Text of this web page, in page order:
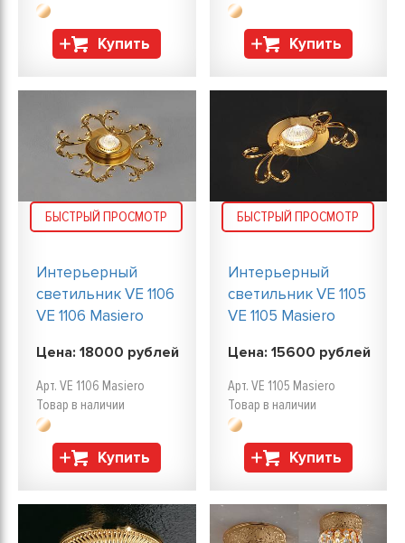
Купить Купить
БЫСТРЫЙ ПРОСМОТР
Интерьерный
светильник VE 1106
VE 1106 Masiero
Цена: 18000 рублей
Арт. VE 1106 Masiero
Товар в наличии
Купить
БЫСТРЫЙ ПРОСМОТР
Интерьерный
светильник VE 1105
VE 1105 Masiero
Цена: 15600 рублей
Арт. VE 1105 Masiero
Товар в наличии
Купить